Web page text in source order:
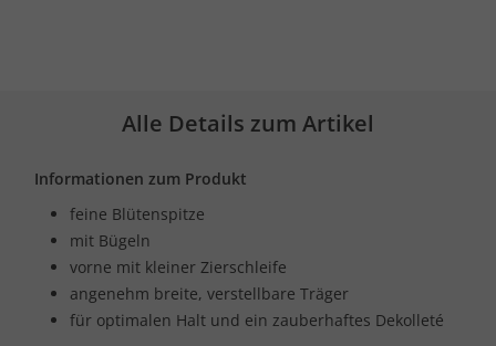
Alle Details zum Artikel
Informationen zum Produkt
feine Blütenspitze
mit Bügeln
vorne mit kleiner Zierschleife
angenehm breite, verstellbare Träger
für optimalen Halt und ein zauberhaftes Dekolleté